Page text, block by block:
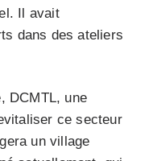
Il avait
dans des ateliers
DCMTL, une
ce secteur
un village